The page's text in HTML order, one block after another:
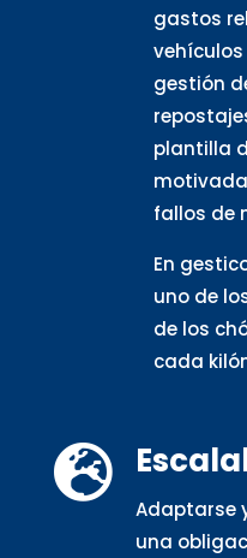
gastos
gestión
plantilla
fallos de
En
uno de
de los
cada

Adaptarse
una